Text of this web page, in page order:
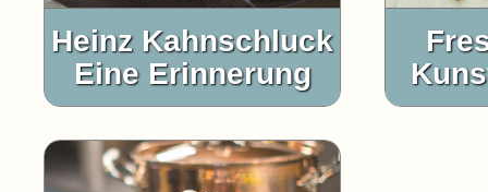
Heinz Kahnschluck
Eine Erinnerung